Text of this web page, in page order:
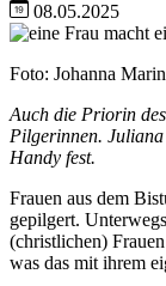
08.05.2025
Image
Nachweis
Foto: Johanna Marin
Caption
Auch die Priorin
Pilgerinnen.
Handy fest.
Frauen aus dem
gepilgert.
(christlichen)
was das mit ihrem